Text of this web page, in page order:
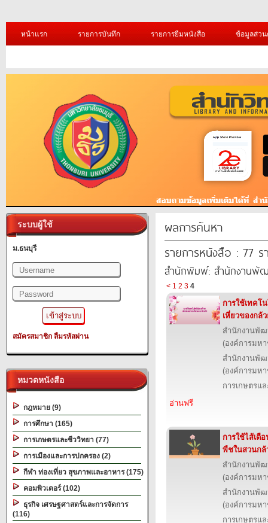
หน้าแรก รายการบันทึก รายการยืมหนังสือ ข้อมูลส่ว
ระบบผู้ใช้
ม.ธนบุรี
สมัครสมาชิก ลืมรหัสผ่าน
หมวดหนังสือ
กฎหมาย (9)
การศึกษา (165)
การเกษตรและชีววิทยา (77)
การเมืองและการปกครอง (2)
กีฬา ท่องเที่ยว สุขภาพและอาหาร (175)
คอมพิวเตอร์ (102)
ธุรกิจ เศรษฐศาสตร์และการจัดการ
(116)
ผลการค้นหา
รายการหนังสือ : 77 ร
สำนักพิมพ์: สำนักงานพัฒ
< 1 2 3 4
การใช้เทคโ
เหี่ยวของกล้
สำนักงานพัฒ
(องค์การมห
สำนักงานพัฒ
(องค์การมห
การเกษตรแ
อ่านฟรี
การใช้ไส้เดื
พืชในสวนกล้
สำนักงานพัฒ
(องค์การมห
สำนักงานพัฒ
(องค์การมห
การเกษตรแ